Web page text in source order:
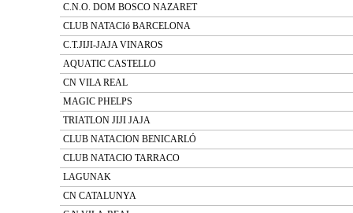
C.N.O. DOM BOSCO NAZARET
CLUB NATACIó BARCELONA
C.T.JIJI-JAJA VINAROS
AQUATIC CASTELLO
CN VILA REAL
MAGIC PHELPS
TRIATLON JIJI JAJA
CLUB NATACION BENICARLÓ
CLUB NATACIO TARRACO
LAGUNAK
CN CATALUNYA